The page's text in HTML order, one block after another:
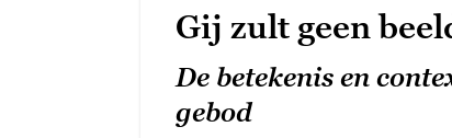
Gij zult geen
De betekenis en
gebod